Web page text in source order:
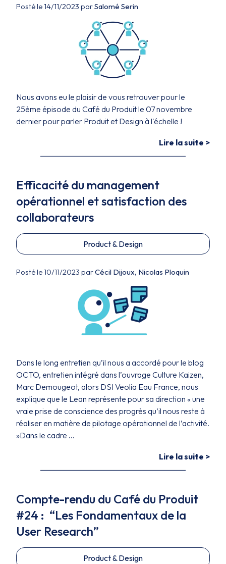
Posté le 14/11/2023 parSalomé Serin
Nous avons eu le plaisir de vous retrouver pour le
25ème épisode du Café du Produit le 07 novembre
dernier pour parler Produit et Design à l'échelle !
Lire la suite >
Efficacité du management
opérationnel et satisfaction des
collaborateurs
Product & Design
Posté le 10/11/2023 parCécil Dijoux, Nicolas Ploquin
Dans le long entretien qu’il nous a accordé pour le blog
OCTO, entretien intégré dans l’ouvrage Culture Kaizen,
Marc Demougeot, alors DSI Veolia Eau France, nous
explique que le Lean représente pour sa direction « une
vraie prise de conscience des progrès qu’il nous reste à
réaliser en matière de pilotage opérationnel de l’activité.
»Dans le cadre ...
Lire la suite >
Compte-rendu du Café du Produit
#24 : “Les Fondamentaux de la
User Research”
Product & Design